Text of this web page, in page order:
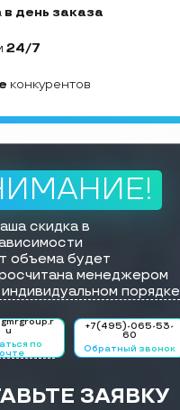
в день заказа
24/7
конкурентов
скидка в
объема будет
менеджером
индивидуальном порядке
u
по
+7(495)-065-53-
60
Обратный звонок
ЗАЯВКУ